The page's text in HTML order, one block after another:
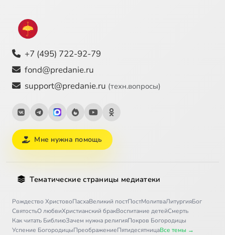
+7 (495) 722-92-79
fond@predanie.ru
support@predanie.ru (техн.вопросы)
Мне нужна помощь
Тематические страницы медиатеки
Рождество ХристовоПасхаВеликий постПостМолитваЛитургияБог
СвятостьО любвиХристианский бракВоспитание детейСмерть
Как читать БиблиюЗачем нужна религияПокров Богородицы
Успение БогородицыПреображениеПятидесятницаВсе темы →